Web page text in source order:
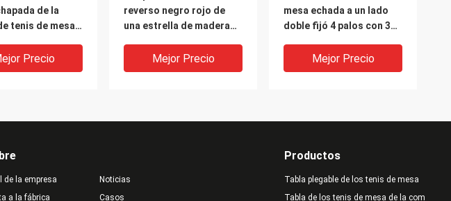
de la
tenis de mesa
manija recta del
las bolas
Precio
reverso negro rojo de
una estrella de madera
Paddle Set Straight
Handle
Mejor Precio
mesa echada a un lado
doble fijó 4 palos con 3
Mejor Precio
de la empresa
a la fábrica
Noticias
Casos
Productos
Tabla plegable de los tenis de mesa
Tabla de los tenis de mesa de la